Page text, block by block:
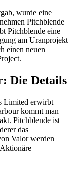
wurde eine
Pitchblende
Pitchblende eine
am Uranprojekt
einen neuen
Die Details
Limited erwirbt
kommt man
Pitchblende ist
das
Valor werden